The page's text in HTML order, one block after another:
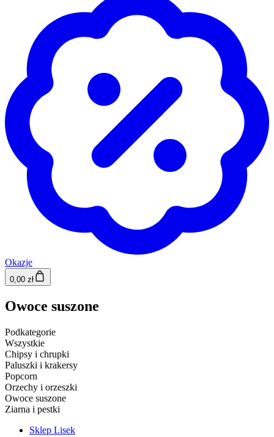
Okazje
0,00 zł
Owoce suszone
Podkategorie
Wszystkie
Chipsy i chrupki
Paluszki i krakersy
Popcorn
Orzechy i orzeszki
Owoce suszone
Ziarna i pestki
Sklep Lisek